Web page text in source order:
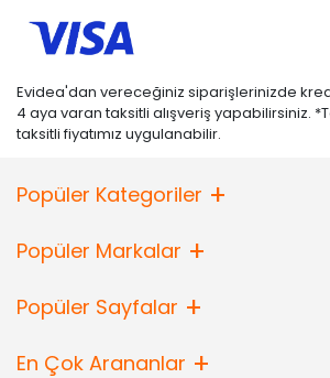
Evidea'dan vereceğiniz siparişlerinizde kredi
4 aya varan taksitli alışveriş yapabilirsiniz.
taksitli fiyatımız uygulanabilir.
Popüler Kategoriler
Popüler Markalar
Popüler Sayfalar
En Çok Arananlar